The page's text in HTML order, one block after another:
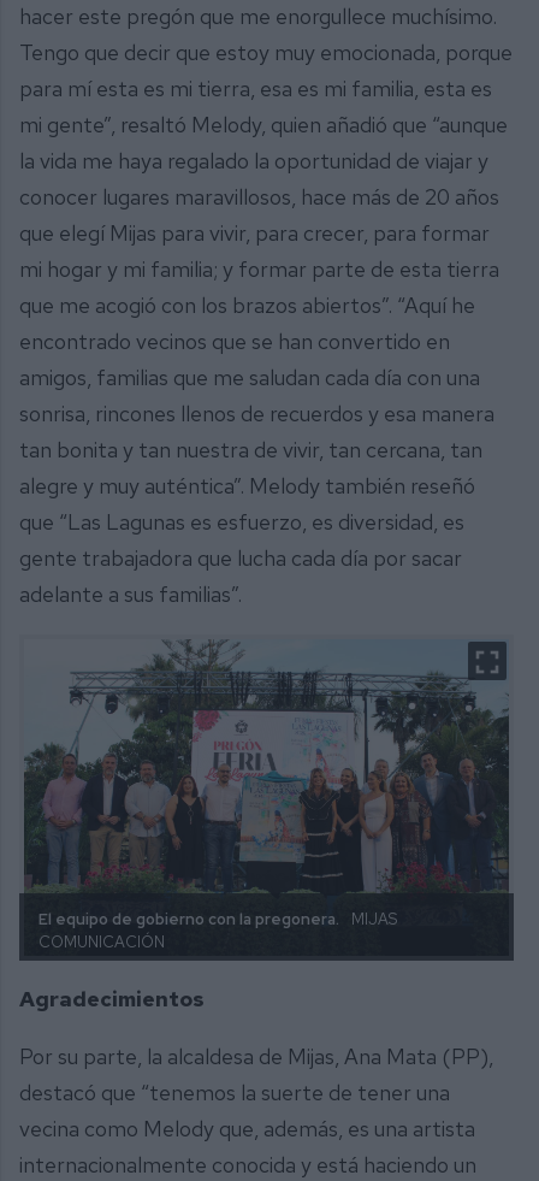
hacer este pregón que me enorgullece muchísimo.
Tengo que decir que estoy muy emocionada, porque
para mí esta es mi tierra, esa es mi familia, esta es
mi gente”, resaltó Melody, quien añadió que “aunque
la vida me haya regalado la oportunidad de viajar y
conocer lugares maravillosos, hace más de 20 años
que elegí Mijas para vivir, para crecer, para formar
mi hogar y mi familia; y formar parte de esta tierra
que me acogió con los brazos abiertos”. “Aquí he
encontrado vecinos que se han convertido en
amigos, familias que me saludan cada día con una
sonrisa, rincones llenos de recuerdos y esa manera
tan bonita y tan nuestra de vivir, tan cercana, tan
alegre y muy auténtica”. Melody también reseñó
que “Las Lagunas es esfuerzo, es diversidad, es
gente trabajadora que lucha cada día por sacar
adelante a sus familias”.
El equipo de gobierno con la pregonera.
MIJAS
COMUNICACIÓN
Agradecimientos
Por su parte, la alcaldesa de Mijas, Ana Mata (PP),
destacó que “tenemos la suerte de tener una
vecina como Melody que, además, es una artista
internacionalmente conocida y está haciendo un